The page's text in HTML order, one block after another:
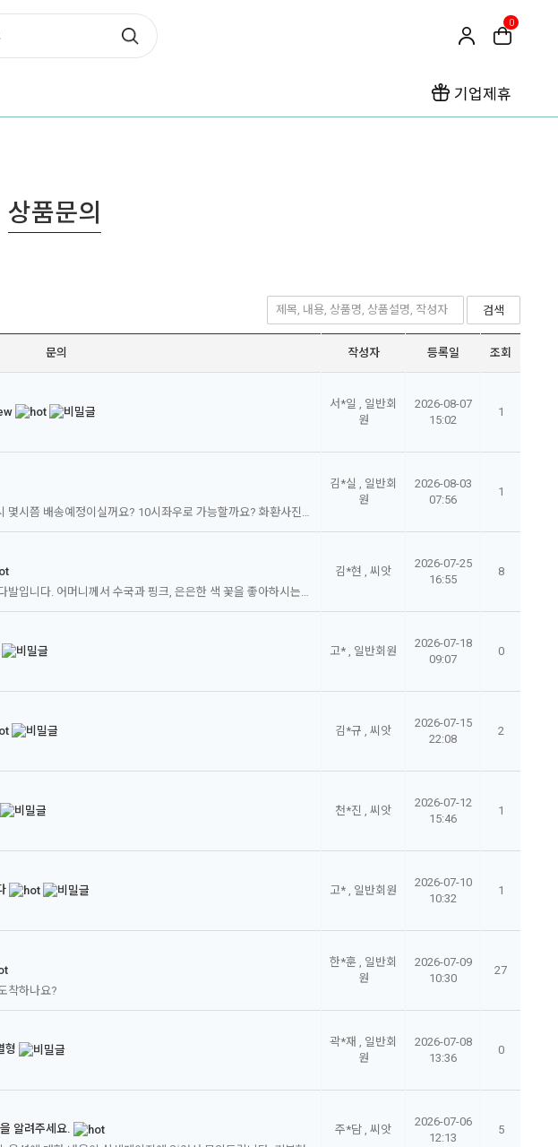
0
기업제휴
상품문의
검색
문의 작성자 등록일 조회
서*일 , 일반회
원
2026-08-07
15:02
1
김*실 , 일반회
원
2026-08-03
07:56
1
김*현 , 씨앗
2026-07-25
16:55
8
고* , 일반회원
2026-07-18
09:07
0
김*규 , 씨앗
2026-07-15
22:08
2
천*진 , 씨앗
2026-07-12
15:46
1
고* , 일반회원
2026-07-10
10:32
1
착하나요?
한*훈 , 일반회
원
2026-07-09
10:30
27
형
곽*재 , 일반회
원
2026-07-08
13:36
0
알려주세요.
주*담 , 씨앗
2026-07-06
12:13
5